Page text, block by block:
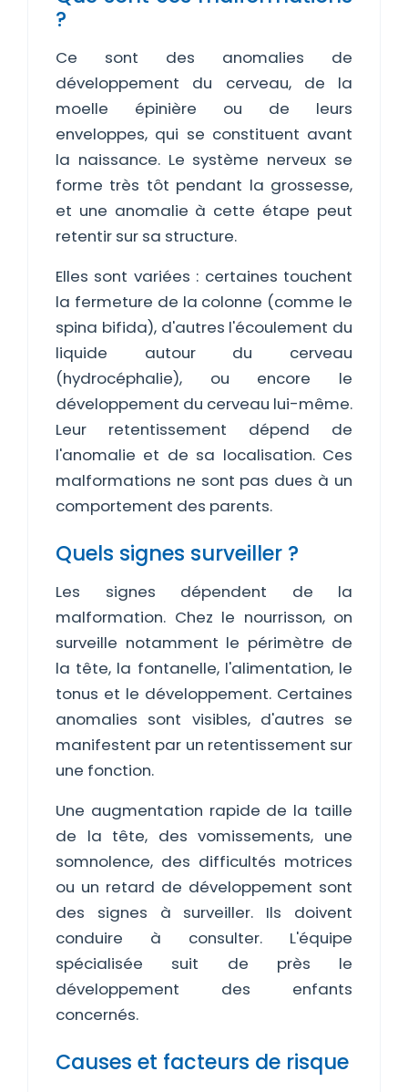
?
Ce sont des anomalies de
développement du cerveau, de la
moelle épinière ou de leurs
enveloppes, qui se constituent avant
la naissance. Le système nerveux se
forme très tôt pendant la grossesse,
et une anomalie à cette étape peut
retentir sur sa structure.
Elles sont variées : certaines touchent
la fermeture de la colonne (comme le
spina bifida), d'autres l'écoulement du
liquide autour du cerveau
(hydrocéphalie), ou encore le
développement du cerveau lui-même.
Leur retentissement dépend de
l'anomalie et de sa localisation. Ces
malformations ne sont pas dues à un
comportement des parents.
Quels signes surveiller ?
Les signes dépendent de la
malformation. Chez le nourrisson, on
surveille notamment le périmètre de
la tête, la fontanelle, l'alimentation, le
tonus et le développement. Certaines
anomalies sont visibles, d'autres se
manifestent par un retentissement sur
une fonction.
Une augmentation rapide de la taille
de la tête, des vomissements, une
somnolence, des difficultés motrices
ou un retard de développement sont
des signes à surveiller. Ils doivent
conduire à consulter. L'équipe
spécialisée suit de près le
développement des enfants
concernés.
Causes et facteurs de risque